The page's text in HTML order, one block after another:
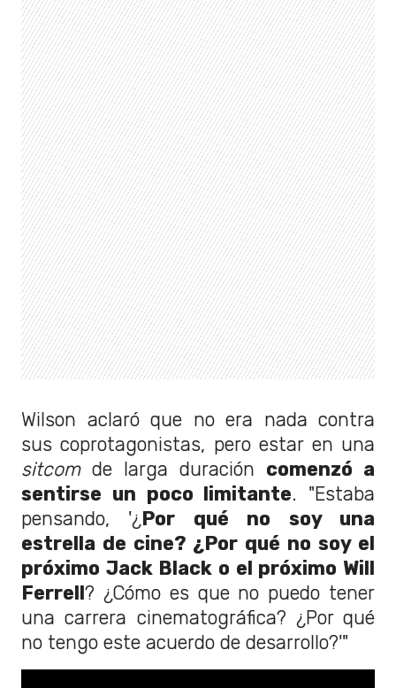
Wilson aclaró que no era nada contra
sus coprotagonistas, pero estar en una
sitcomde larga duración comenzó a
sentirse un poco limitante. "Estaba
pensando, '¿Por qué no soy una
estrella de cine? ¿Por qué no soy el
próximo Jack Black o el próximo Will
Ferrell? ¿Cómo es que no puedo tener
una carrera cinematográfica? ¿Por qué
no tengo este acuerdo de desarrollo?'"